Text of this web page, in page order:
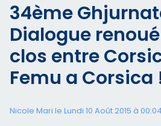
34ème
Dialogue
clos entre
Femu a Corsica
Nicole Mari le Lundi 10 Août 2015 à 00:04